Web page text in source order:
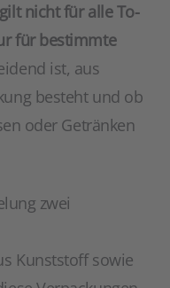
nicht für alle To-
für bestimmte
ist, aus
besteht und ob
oder Getränken
zwei
Kunststoff sowie